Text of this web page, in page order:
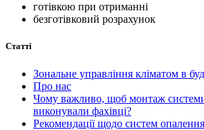
готівкою при отриманні
безготівковий розрахунок
Статті
Зональне управління кліматом в
Про нас
Чому важливо, щоб монтаж
виконували фахівці?
Рекомендації щодо систем